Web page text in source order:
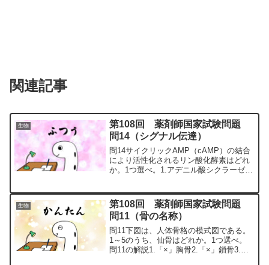
関連記事
生物
第108回 薬剤師国家試験問題
問14（シグナル伝達）
問14サイクリックAMP（cAMP）の結合
により活性化されるリン酸化酵素はどれ
か。1つ選べ。1.アデニル酸シクラーゼ2.
B（Akt）5.プロテインキナーゼC問14...
生物
第108回 薬剤師国家試験問題
問11（骨の名称）
問11下図は、人体骨格の模式図である。
1～5のうち、仙骨はどれか。1つ選べ。
問11の解説1.「×」胸骨2.「×」鎖骨3.